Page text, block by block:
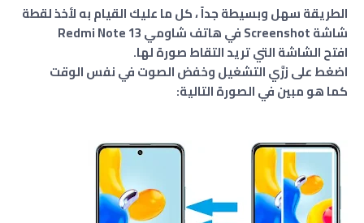
الطريقة سهل وبسيطة جداً ، كل ما عليك القيام به لأخذ لقطة
شاشة Screenshot في هاتف شاومي Redmi Note 13
افتح الشاشة التي تريد التقاط صورة لها.
اضغط على زرَّي التشغيل وخفض الصوت في نفس الوقت
كما هو مبين في الصورة التالية: